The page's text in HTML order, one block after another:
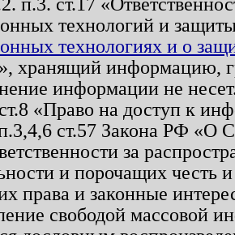
технологий и
технологиях и о
хранящий информацию,
информации не
«Право на доступ к
ст.57 Закона РФ «О
за
и порочащих честь
права и законные
свободой массовой